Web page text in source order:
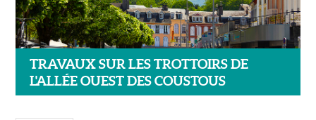
TRAVAUX SUR LES TROTTOIRS DE
L'ALLÉE OUEST DES COUSTOUS